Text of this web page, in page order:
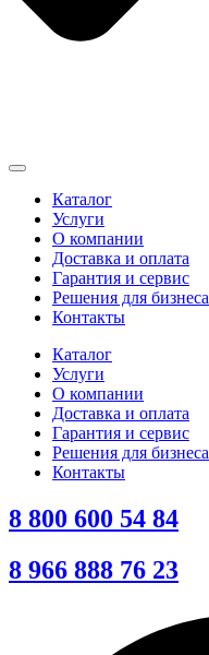
Каталог
Услуги
О компании
Доставка и оплата
Гарантия и сервис
Решения для бизнеса
Контакты
Каталог
Услуги
О компании
Доставка и оплата
Гарантия и сервис
Решения для бизнеса
Контакты
8 800 600 54 84
8 966 888 76 23